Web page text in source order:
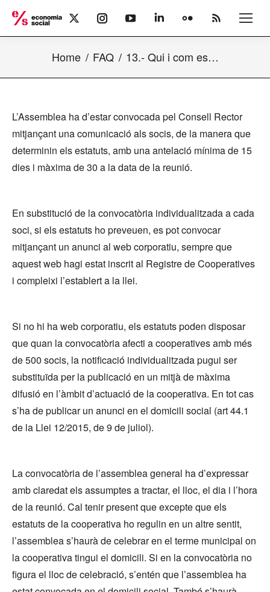
X
page
in
window
Instagram
page
in
window
YouTube
page
in
window
Linkedin
page
in
window
Flickr
page
in
window
Rss
page
in
window
Home FAQ 13.- Qui i com es…
L’Assemblea ha d’estar convocada pel Consell Rector
mitjançant una comunicació als socis, de la manera que
determinin els estatuts, amb una antelació mínima de 15
dies i màxima de 30 a la data de la reunió.
En substitució de la convocatòria individualitzada a cada
soci, si els estatuts ho preveuen, es pot convocar
mitjançant un anunci al web corporatiu, sempre que
aquest web hagi estat inscrit al Registre de Cooperatives
i compleixi l’establert a la llei.
Si no hi ha web corporatiu, els estatuts poden disposar
que quan la convocatòria afecti a cooperatives amb més
de 500 socis, la notificació individualitzada pugui ser
substituïda per la publicació en un mitjà de màxima
difusió en l’àmbit d’actuació de la cooperativa. En tot cas
s’ha de publicar un anunci en el domicili social (art 44.1
de la Llei 12/2015, de 9 de juliol).
La convocatòria de l’assemblea general ha d’expressar
amb claredat els assumptes a tractar, el lloc, el dia i l’hora
de la reunió. Cal tenir present que excepte que els
estatuts de la cooperativa ho regulin en un altre sentit,
l’assemblea s’haurà de celebrar en el terme municipal on
la cooperativa tingui el domicili. Si en la convocatòria no
figura el lloc de celebració, s’entén que l’assemblea ha